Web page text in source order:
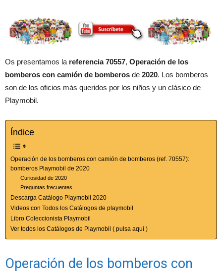
Os presentamos la referencia 70557, Operación de los
bomberos con camión de bomberos de 2020. Los bomberos
son de los oficios más queridos por los niños y un clásico de
Playmobil.
Índice
Operación de los bomberos con camión de bomberos (ref. 70557):
bomberos Playmobil de 2020
Curiosidad de 2020
Preguntas frecuentes
Descarga Catálogo Playmobil 2020
Videos con Todos los Catálogos de playmobil
Libro Coleccionista Playmobil
Ver todos los Catálogos de Playmobil ( pulsa aquí )
Operación de los bomberos con